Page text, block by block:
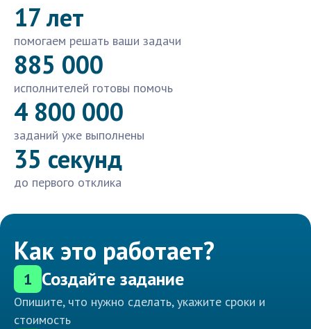
17 лет
помогаем решать ваши задачи
885 000
исполнителей готовы помочь
4 800 000
заданий уже выполнены
35 секунд
до первого отклика
Как это работает?
1 Создайте задание
Опишите, что нужно сделать, укажите сроки и
стоимость